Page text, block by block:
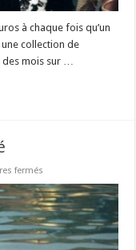
à chaque fois qu’un
collection de
mois sur …
fermés
Lopes
:
Vénus
Beauté